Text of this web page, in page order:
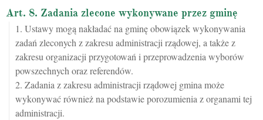
Art. 8. Zadania zlecone wykonywane przez gminę
1. Ustawy mogą nakładać na gminę obowiązek wykonywania
zadań zleconych z zakresu administracji rządowej, a także z
zakresu organizacji przygotowań i przeprowadzenia wyborów
powszechnych oraz referendów.
2. Zadania z zakresu administracji rządowej gmina może
wykonywać również na podstawie porozumienia z organami tej
administracji.